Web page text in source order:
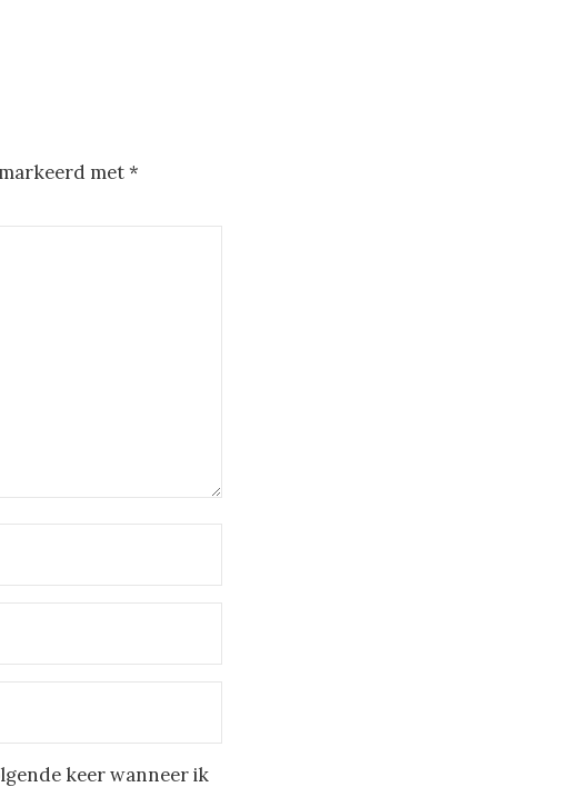
met*
keer wanneer ik